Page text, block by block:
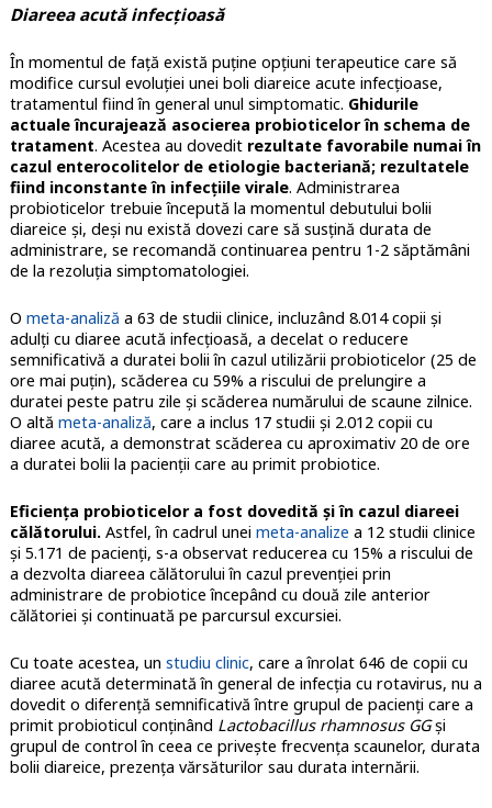
Diareea acută infecțioasă
În momentul de față există puține opțiuni terapeutice care să
modifice cursul evoluției unei boli diareice acute infecțioase,
tratamentul fiind în general unul simptomatic. Ghidurile
actuale încurajează asocierea probioticelor în schema de
tratament. Acestea au dovedit rezultate favorabile numai în
cazul enterocolitelor de etiologie bacteriană; rezultatele
fiind inconstante în infecțiile virale. Administrarea
probioticelor trebuie începută la momentul debutului bolii
diareice și, deși nu există dovezi care să susțină durata de
administrare, se recomandă continuarea pentru 1-2 săptămâni
de la rezoluția simptomatologiei.
O meta-analiză a 63 de studii clinice, incluzând 8.014 copii și
adulți cu diaree acută infecțioasă, a decelat o reducere
semnificativă a duratei bolii în cazul utilizării probioticelor (25 de
ore mai puțin), scăderea cu 59% a riscului de prelungire a
duratei peste patru zile și scăderea numărului de scaune zilnice.
O altă meta-analiză, care a inclus 17 studii și 2.012 copii cu
diaree acută, a demonstrat scăderea cu aproximativ 20 de ore
a duratei bolii la pacienții care au primit probiotice.
Eficiența probioticelor a fost dovedită și în cazul diareei
călătorului.Astfel, în cadrul unei meta-analize a 12 studii clinice
și 5.171 de pacienți, s-a observat reducerea cu 15% a riscului de
a dezvolta diareea călătorului în cazul prevenției prin
administrare de probiotice începând cu două zile anterior
călătoriei și continuată pe parcursul excursiei.
Cu toate acestea, un studiu clinic, care a înrolat 646 de copii cu
diaree acută determinată în general de infecția cu rotavirus, nu a
dovedit o diferență semnificativă între grupul de pacienți care a
primit probioticul conținând Lactobacillus rhamnosus GGși
grupul de control în ceea ce privește frecvența scaunelor, durata
bolii diareice, prezența vărsăturilor sau durata internării.